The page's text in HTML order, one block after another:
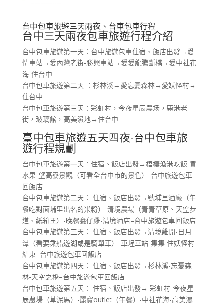
台中包車旅遊三天兩夜、台車包車行程
台中三天兩夜包車旅遊行程介紹
台中包車旅遊第一天：台中旅遊包車住宿、飯店出發→愛
情車站→愛內灣老街-勝興車站→愛愛龍騰斷橋→愛中社花
海-住台中
台中包車旅遊第二天 ：杉林溪→愛忘憂森林→愛妖怪村→
住台中
台中包車旅遊第三天：彩虹村，今夜星辰農场，鹿港老
街，玻璃館，高美濕地→住台中
臺中包車旅遊五天四夜-台中包車旅
遊行程規劃
台中包車旅遊第一天：住宿、飯店出發→梧棲漁港吃飯-買
水果-望高寮景觀（可看全台中市的景色）-台中旅遊包車
回飯店
台中包車旅遊第二天： 住宿、飯店出發→號埔里酒廠（午
餐吃對面埔里出名的米粉）-清境農場（青青草原、天空步
道、紙箱王）-晚餐甕仔雞-清境酒店–台中旅遊包車回飯店
台中包車旅遊第三天： 住宿、飯店出發→清境離開-日月
潭（看要乘船遊湖或是騎單車）-車埕車站-集集-住妖怪村
結束–台中旅遊包車回飯店
台中包車旅遊第四天： 住宿、飯店出發→杉林溪-忘憂森
林-天空之橋–台中旅遊包車回飯店
台中包車旅遊第五天： 住宿、飯店出發→ 彩虹村-今夜星
辰農場（草泥馬）-麗寶outlet（午餐）-中社花海-高美濕